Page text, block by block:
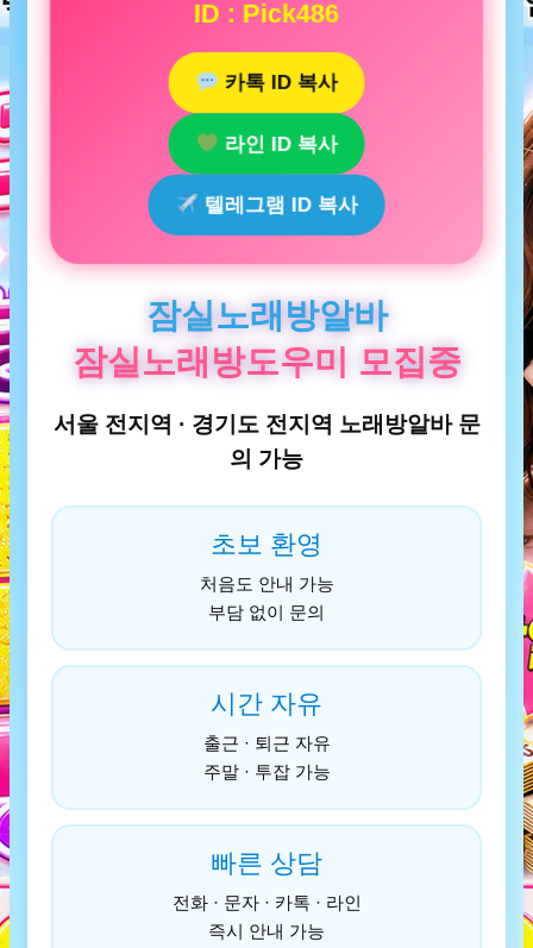
ID : Pick486
카톡 ID 복사
라인 ID 복사
텔레그램 ID 복사
잠실노래방알바
잠실노래방도우미 모집중
서울 전지역 · 경기도 전지역 노래방알바 문
의 가능
초보 환영
처음도 안내 가능
부담 없이 문의
시간 자유
출근 · 퇴근 자유
주말 · 투잡 가능
빠른 상담
전화 · 문자 · 카톡 · 라인
즉시 안내 가능